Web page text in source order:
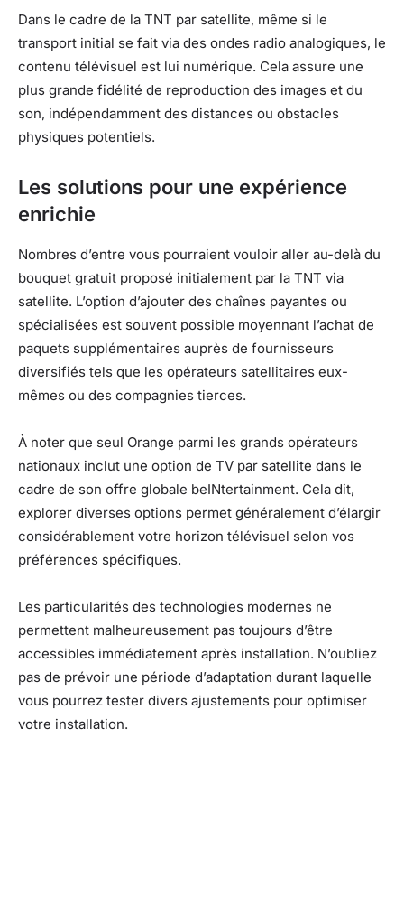
Dans le cadre de la TNT par satellite, même si le
transport initial se fait via des ondes radio analogiques, le
contenu télévisuel est lui numérique. Cela assure une
plus grande fidélité de reproduction des images et du
son, indépendamment des distances ou obstacles
physiques potentiels.
Les solutions pour une expérience
enrichie
Nombres d’entre vous pourraient vouloir aller au-delà du
bouquet gratuit proposé initialement par la TNT via
satellite. L’option d’ajouter des chaînes payantes ou
spécialisées est souvent possible moyennant l’achat de
paquets supplémentaires auprès de fournisseurs
diversifiés tels que les opérateurs satellitaires eux-
mêmes ou des compagnies tierces.
À noter que seul Orange parmi les grands opérateurs
nationaux inclut une option de TV par satellite dans le
cadre de son offre globale beINtertainment. Cela dit,
explorer diverses options permet généralement d’élargir
considérablement votre horizon télévisuel selon vos
préférences spécifiques.
Les particularités des technologies modernes ne
permettent malheureusement pas toujours d’être
accessibles immédiatement après installation. N’oubliez
pas de prévoir une période d’adaptation durant laquelle
vous pourrez tester divers ajustements pour optimiser
votre installation.